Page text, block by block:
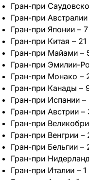
Гран-при
Гран-при
Гран-при Японии –
Гран-при Китая – 21
Гран-при Майами –
Гран-при Эмилии-
Гран-при Монако –
Гран-при Канады –
Гран-при Испании
Гран-при Австрии
Гран-при
Гран-при Венгрии –
Гран-при Бельгии –
Гран-при
Гран-при Италии – 1